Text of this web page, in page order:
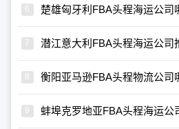
楚雄匈牙利FBA头程海运公司
潜江意大利FBA头程海运公司
衡阳亚马逊FBA头程物流公司
蚌埠克罗地亚FBA头程海运公